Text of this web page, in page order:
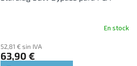
En stock
52,81 € sin IVA
63,90 €